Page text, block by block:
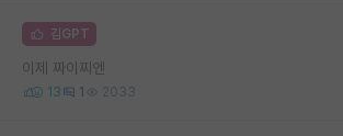
김GPT
이제 짜이찌엔
13 1 2033